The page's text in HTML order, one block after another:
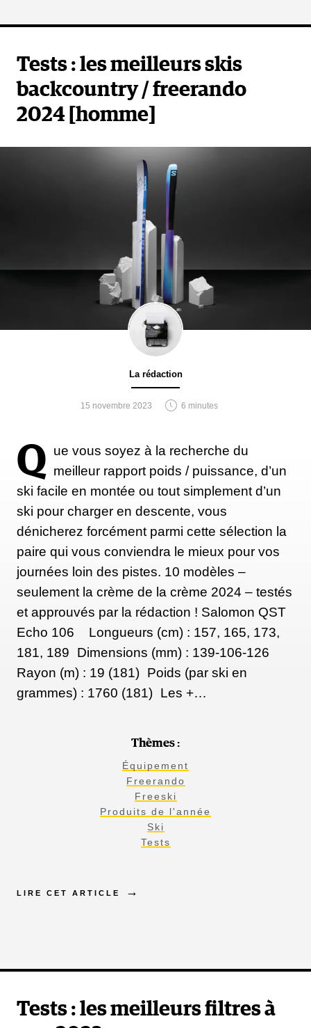
Tests : les meilleurs skis
backcountry / freerando
2024 [homme]
La rédaction
15 novembre 2023 6 minutes
Q ue vous soyez à la recherche du
meilleur rapport poids / puissance, d’un
ski facile en montée ou tout simplement d’un
ski pour charger en descente, vous
dénicherez forcément parmi cette sélection la
paire qui vous conviendra le mieux pour vos
journées loin des pistes. 10 modèles –
seulement la crème de la crème 2024 – testés
et approuvés par la rédaction ! Salomon QST
Echo 106 Longueurs (cm) : 157, 165, 173,
181, 189 Dimensions (mm) : 139-106-126
Rayon (m) : 19 (181) Poids (par ski en
grammes) : 1760 (181) Les +…
Thèmes :
Équipement
Freerando
Freeski
Produits de l'année
Ski
Tests
LIRE CET ARTICLE
Tests : les meilleurs filtres à